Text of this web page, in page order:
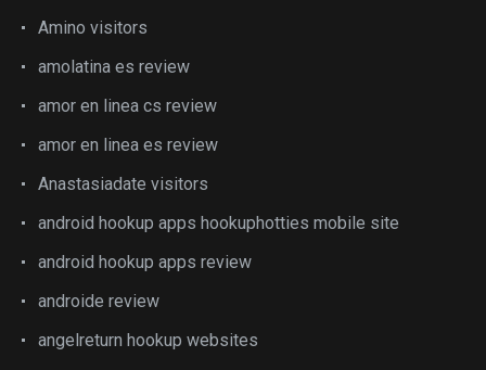
Amino visitors
amolatina es review
amor en linea cs review
amor en linea es review
Anastasiadate visitors
android hookup apps hookuphotties mobile site
android hookup apps review
androide review
angelreturn hookup websites